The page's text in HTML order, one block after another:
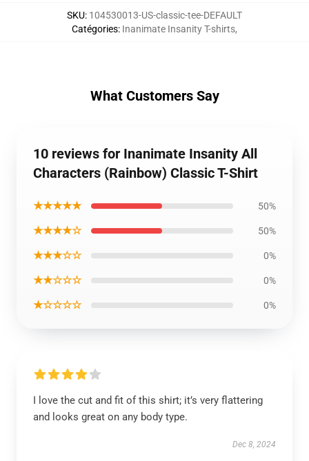
SKU: 104530013-US-classic-tee-DEFAULT
Catégories: Inanimate Insanity T-shirts,
What Customers Say
10 reviews for Inanimate Insanity All
Characters (Rainbow) Classic T-Shirt
★★★★★ 50%
★★★★☆ 50%
★★★☆☆ 0%
★★☆☆☆ 0%
★☆☆☆☆ 0%
I love the cut and fit of this shirt; it’s very flattering
and looks great on any body type.
Dec 8, 2024